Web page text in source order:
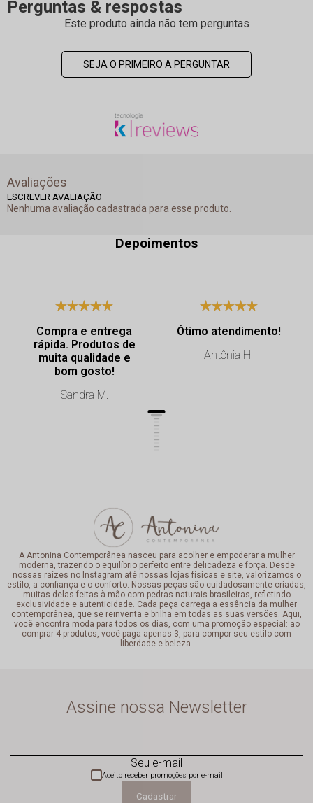
Perguntas & respostas
Este produto ainda não tem perguntas
SEJA O PRIMEIRO A PERGUNTAR
Avaliações
ESCREVER AVALIAÇÃO
Nenhuma avaliação cadastrada para esse produto.
Depoimentos
Compra e entrega
rápida. Produtos de
muita qualidade e
bom gosto!
Sandra M.
Ótimo atendimento!
Antônia H.
A Antonina Contemporânea nasceu para acolher e empoderar a mulher
moderna, trazendo o equilíbrio perfeito entre delicadeza e força. Desde
nossas raízes no Instagram até nossas lojas físicas e site, valorizamos o
estilo, a confiança e o conforto. Nossas peças são cuidadosamente criadas,
muitas delas feitas à mão com pedras naturais brasileiras, refletindo
exclusividade e autenticidade. Cada peça carrega a essência da mulher
contemporânea, que se reinventa e brilha em todas as suas versões. Aqui,
você encontra moda para todos os dias, com uma promoção especial: ao
comprar 4 produtos, você paga apenas 3, para compor seu estilo com
liberdade e beleza.
Assine nossa Newsletter
Seu e-mail
Cadastrar
Aceito receber promoções por e-mail